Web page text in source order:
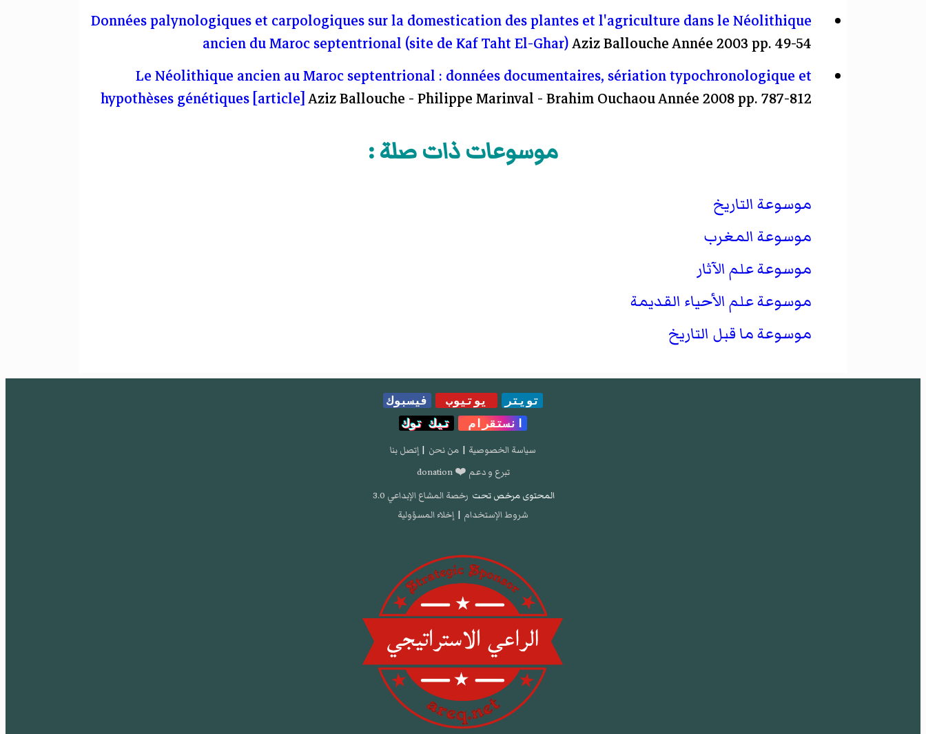
Données palynologiques et carpologiques sur la domestication des plantes et l'agriculture dans le Néolithique
ancien du Maroc septentrional (site de Kaf Taht El-Ghar)Aziz Ballouche Année 2003 pp. 49-54
Le Néolithique ancien au Maroc septentrional : données documentaires, sériation typochronologique et
hypothèses génétiques [article]Aziz Ballouche - Philippe Marinval - Brahim Ouchaou Année 2008 pp. 787-812
موسوعات ذات صلة :
موسوعة التاريخ
موسوعة المغرب
موسوعة علم الآثار
موسوعة علم الأحياء القديمة
موسوعة ما قبل التاريخ
تويتر يوتيوب
فيسبوك
انستقرام
تيك توك
سياسة الخصوصية | من نحن | إتصل بنا
تبرع و دعم ❤️ donation
المحتوى مرخص تحت رخصة المشاع الإبداعي 3.0
شروط الإستخدام | إخلاء المسؤولية